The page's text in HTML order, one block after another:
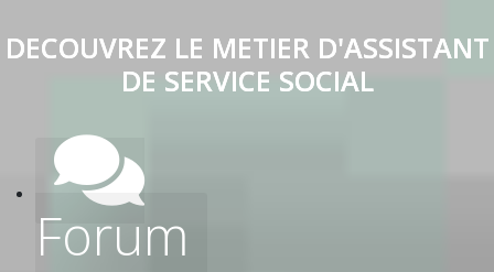
DECOUVREZ LE METIER D'ASSISTANT
DE SERVICE SOCIAL
Forum